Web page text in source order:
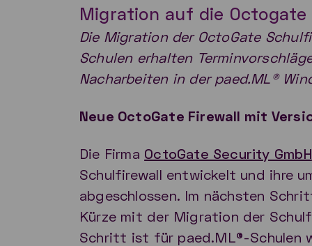
Migration auf die Octogate
Die Migration der OctoGate
Schulen erhalten
Nacharbeiten in der paed.ML®
Neue OctoGate Firewall mit
Die Firma OctoGate Security GmbH
Schulfirewall entwickelt und ihre
abgeschlossen. Im nächsten
Kürze mit der Migration der
Schritt ist für paed.ML®-Schulen